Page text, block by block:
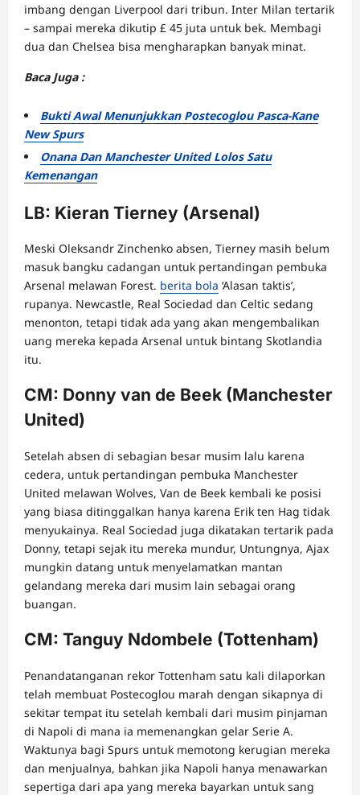
imbang dengan Liverpool dari tribun. Inter Milan tertarik
– sampai mereka dikutip £ 45 juta untuk bek. Membagi
dua dan Chelsea bisa mengharapkan banyak minat.
Baca Juga :
Bukti Awal Menunjukkan Postecoglou Pasca-Kane
New Spurs
Onana Dan Manchester United Lolos Satu
Kemenangan
LB: Kieran Tierney (Arsenal)
Meski Oleksandr Zinchenko absen, Tierney masih belum
masuk bangku cadangan untuk pertandingan pembuka
Arsenal melawan Forest. berita bola ‘Alasan taktis’,
rupanya. Newcastle, Real Sociedad dan Celtic sedang
menonton, tetapi tidak ada yang akan mengembalikan
uang mereka kepada Arsenal untuk bintang Skotlandia
itu.
CM: Donny van de Beek (Manchester
United)
Setelah absen di sebagian besar musim lalu karena
cedera, untuk pertandingan pembuka Manchester
United melawan Wolves, Van de Beek kembali ke posisi
yang biasa ditinggalkan hanya karena Erik ten Hag tidak
menyukainya. Real Sociedad juga dikatakan tertarik pada
Donny, tetapi sejak itu mereka mundur, Untungnya, Ajax
mungkin datang untuk menyelamatkan mantan
gelandang mereka dari musim lain sebagai orang
buangan.
CM: Tanguy Ndombele (Tottenham)
Penandatanganan rekor Tottenham satu kali dilaporkan
telah membuat Postecoglou marah dengan sikapnya di
sekitar tempat itu setelah kembali dari musim pinjaman
di Napoli di mana ia memenangkan gelar Serie A.
Waktunya bagi Spurs untuk memotong kerugian mereka
dan menjualnya, bahkan jika Napoli hanya menawarkan
sepertiga dari apa yang mereka bayarkan untuk sang